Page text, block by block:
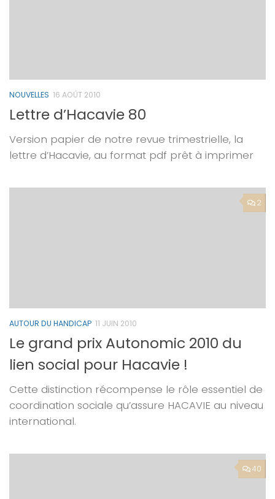
NOUVELLES 16 AOÛT 2010
Lettre d’Hacavie 80
Version papier de notre revue trimestrielle, la
lettre d’Hacavie, au format pdf prêt à imprimer
2
AUTOUR DU HANDICAP 11 JUIN 2010
Le grand prix Autonomic 2010 du
lien social pour Hacavie !
Cette distinction récompense le rôle essentiel de
coordination sociale qu’assure HACAVIE au niveau
international.
40